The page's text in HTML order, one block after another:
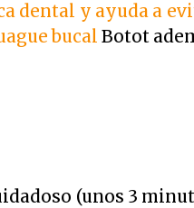
Duplo
bexident isdin |
4 años atrás
dental y ayuda a
bucal Botot
(unos 3